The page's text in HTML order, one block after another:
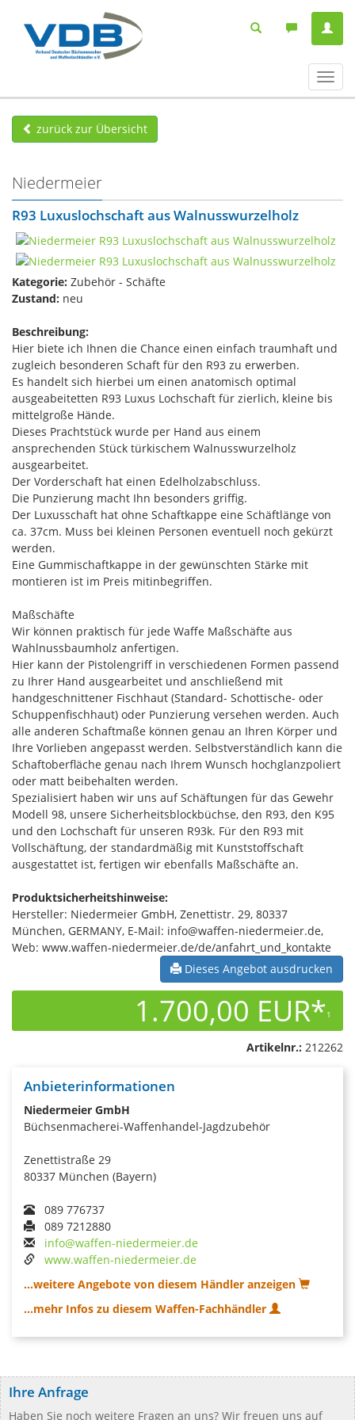
ein-/
zurück zur Übersicht
Niedermeier
R93 Luxuslochschaft aus Walnusswurzelholz
Kategorie: Zubehör - Schäfte
Zustand: neu
Beschreibung:
Hier biete ich Ihnen die Chance einen einfach traumhaft und
zugleich besonderen Schaft für den R93 zu erwerben.
Es handelt sich hierbei um einen anatomisch optimal
ausgeabeitetten R93 Luxus Lochschaft für zierlich, kleine bis
mittelgroße Hände.
Dieses Prachtstück wurde per Hand aus einem
ansprechenden Stück türkischem Walnusswurzelholz
ausgearbeitet.
Der Vorderschaft hat einen Edelholzabschluss.
Die Punzierung macht Ihn besonders griffig.
Der Luxusschaft hat ohne Schaftkappe eine Schäftlänge von
ca. 37cm. Muss bei kleinen Personen eventuell noch gekürzt
werden.
Eine Gummischaftkappe in der gewünschten Stärke mit
montieren ist im Preis mitinbegriffen.
Maßschäfte
Wir können praktisch für jede Waffe Maßschäfte aus
Wahlnussbaumholz anfertigen.
Hier kann der Pistolengriff in verschiedenen Formen passend
zu Ihrer Hand ausgearbeitet und anschließend mit
handgeschnittener Fischhaut (Standard- Schottische- oder
Schuppenfischhaut) oder Punzierung versehen werden. Auch
alle anderen Schaftmaße können genau an Ihren Körper und
Ihre Vorlieben angepasst werden. Selbstverständlich kann die
Schaftoberfläche genau nach Ihrem Wunsch hochglanzpoliert
oder matt beibehalten werden.
Spezialisiert haben wir uns auf Schäftungen für das Gewehr
Modell 98, unsere Sicherheitsblockbüchse, den R93, den K95
und den Lochschaft für unseren R93k. Für den R93 mit
Vollschäftung, der standardmäßig mit Kunststoffschaft
ausgestattet ist, fertigen wir ebenfalls Maßschäfte an.
Produktsicherheitshinweise:
Hersteller: Niedermeier GmbH, Zenettistr. 29, 80337
München, GERMANY, E-Mail: info@waffen-niedermeier.de,
Web: www.waffen-niedermeier.de/de/anfahrt_und_kontakte
Dieses Angebot ausdrucken
1.700,00 EUR*1
Artikelnr.: 212262
Anbieterinformationen
Niedermeier GmbH
Büchsenmacherei-Waffenhandel-Jagdzubehör
Zenettistraße 29
80337 München (Bayern)
089 776737
089 7212880
info@waffen-niedermeier.de
www.waffen-niedermeier.de
...weitere Angebote von diesem Händler anzeigen
...mehr Infos zu diesem Waffen-Fachhändler
Ihre Anfrage
Haben Sie noch weitere Fragen an uns? Wir freuen uns auf